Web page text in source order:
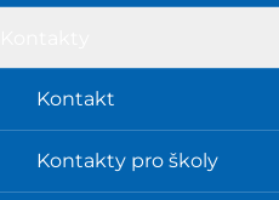
Kontakt
Kontakty pro školy